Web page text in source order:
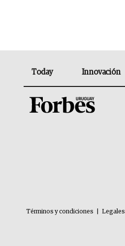
Today Innovación
Términos y condiciones Legales